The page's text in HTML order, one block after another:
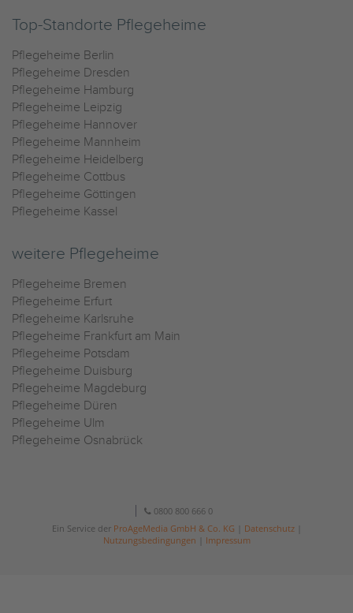
Top-Standorte Pflegeheime
Pflegeheime Berlin
Pflegeheime Dresden
Pflegeheime Hamburg
Pflegeheime Leipzig
Pflegeheime Hannover
Pflegeheime Mannheim
Pflegeheime Heidelberg
Pflegeheime Cottbus
Pflegeheime Göttingen
Pflegeheime Kassel
weitere Pflegeheime
Pflegeheime Bremen
Pflegeheime Erfurt
Pflegeheime Karlsruhe
Pflegeheime Frankfurt am Main
Pflegeheime Potsdam
Pflegeheime Duisburg
Pflegeheime Magdeburg
Pflegeheime Düren
Pflegeheime Ulm
Pflegeheime Osnabrück
0800 800 666 0
Ein Service der ProAgeMedia GmbH & Co. KG Datenschutz|
Nutzungsbedingungen
Impressum